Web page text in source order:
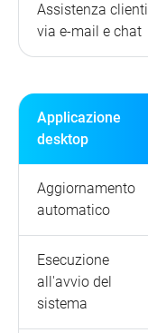
Assistenza clienti
via e-mail e chat
Applicazione
desktop
Aggiornamento
automatico
Esecuzione
all'avvio del
sistema